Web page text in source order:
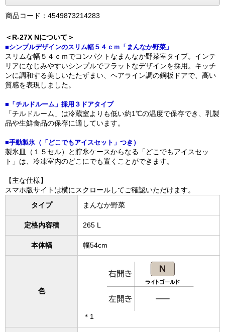
商品コード：4549873214283
＜R-27X Nについて＞
■シンプルデザインのスリム幅５４ｃｍ「まんなか野菜」
スリムな幅５４ｃｍでコンパクトなまんなか野菜室タイプ。インテ
リアになじみやすいシンプルでフラットなデザインを採用。キッチ
ンに調和する美しいたたずまい、ヘアライン調の鋼板ドアで、高い
質感を表現しました。
■「チルドルーム」採用３ドアタイプ
「チルドルーム」は冷蔵室よりも低い約1℃の温度で保存でき、乳製
品や生鮮食品の保存に適しています。
■手動製氷（「どこでもアイスセット」つき）
製氷皿（１５セル）と貯氷ケースからなる「どこでもアイスセッ
ト」は、冷凍室内のどこにでも置くことができます。
【主な仕様】
スマホ版サイトは横にスクロールしてご確認いただけます。
タイプ
まんなか野菜
定格内容積 265 L
本体幅 幅54cm
色
＊1